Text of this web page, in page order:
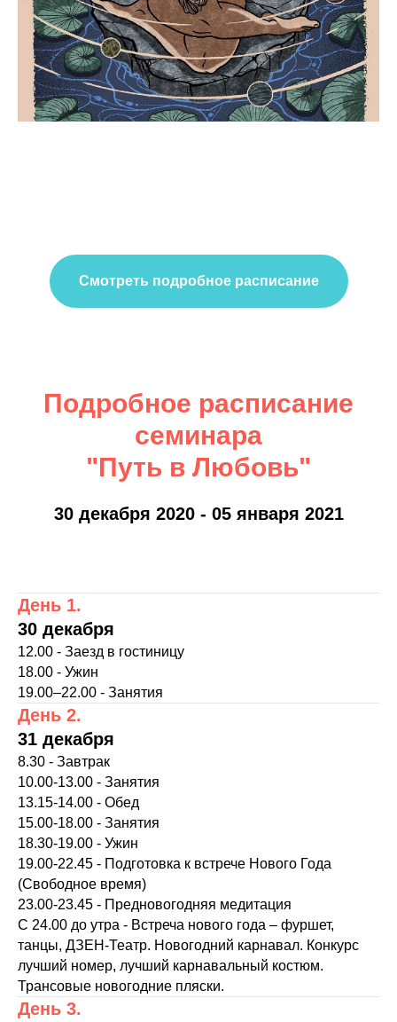
Смотреть подробное расписание
Подробное расписание
семинара
"Путь в Любовь"
30 декабря 2020 - 05 января 2021
День 1.
30 декабря
12.00 - Заезд в гостиницу
18.00 - Ужин
19.00–22.00 - Занятия
День 2.
31 декабря
8.30 - Завтрак
10.00-13.00 - Занятия
13.15-14.00 - Обед
15.00-18.00 - Занятия
18.30-19.00 - Ужин
19.00-22.45 - Подготовка к встрече Нового Года
(Свободное время)
23.00-23.45 - Предновогодняя медитация
C 24.00 до утра - Встреча нового года – фуршет,
танцы, ДЗЕН-Театр. Новогодний карнавал. Конкурс
лучший номер, лучший карнавальный костюм.
Трансовые новогодние пляски.
День 3.